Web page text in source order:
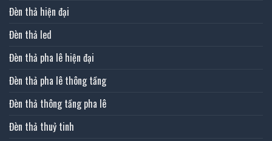
Đèn thả hiện đại
Đèn thả led
Đèn thả pha lê hiện đại
Đèn thả pha lê thông tầng
Đèn thả thông tầng pha lê
Đèn thả thuỷ tinh